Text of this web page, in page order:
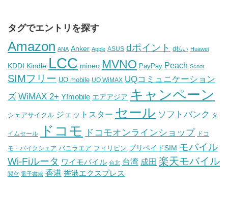
タグでエントリを探す
Amazon ANA Anker Apple ASUS dポイント d払い Huawei
KDDI Kindle LCC mineo MVNO PayPay Peach Scoot
SIMフリー UQ mobile UQ WiMAX UQコミュニケーション
ズ WiMAX 2+ Y!mobile エアアジア キャンペーン
シェアサイクル ジェットスター セール ソフトバンク タ
イムセール ドコモ ドコモオンラインショップ ドコ
モ・バイクシェア バニラエア フィリピン プリペイドSIM モバイル
Wi-Fiルータ ワイモバイル 台北 台湾 成田 楽天モバイル
関空 電子書籍 香港 香港エクスプレス